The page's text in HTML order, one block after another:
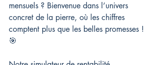
mensuels ? Bienvenue dans l’univers
concret de la pierre, où les chiffres
comptent plus que les belles promesses !
🎯